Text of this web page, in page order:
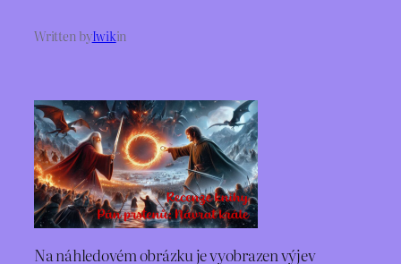
Written byIwikin
Na náhledovém obrázku je vyobrazen výjev